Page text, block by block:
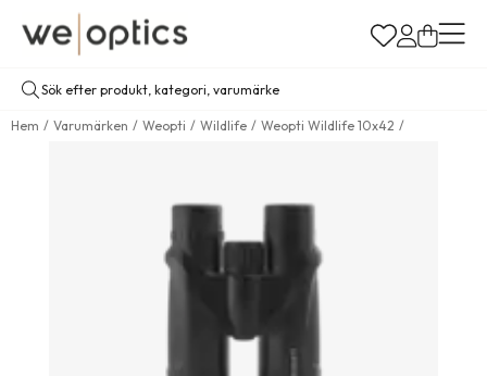
Hem Varumärken Weopti Wildlife Weopti Wildlife 10x42